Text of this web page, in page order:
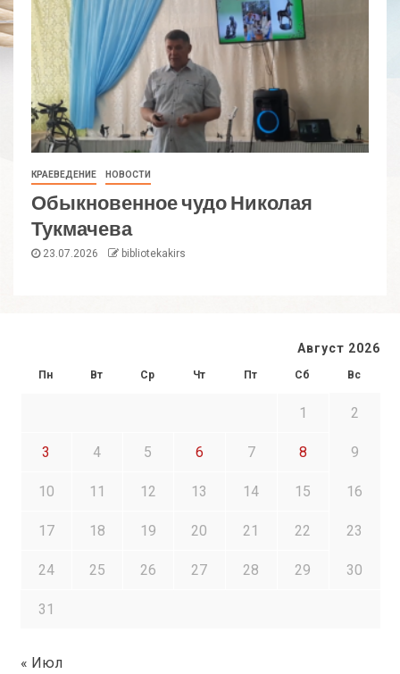
КРАЕВЕДЕНИЕ НОВОСТИ
Обыкновенное чудо Николая
Тукмачева
23.07.2026 bibliotekakirs
Август 2026
Пн Вт Ср Чт Пт Сб Вс
1 2
3 4 5 6 7 8 9
10 11 12 13 14 15 16
17 18 19 20 21 22 23
24 25 26 27 28 29 30
31
« Июл